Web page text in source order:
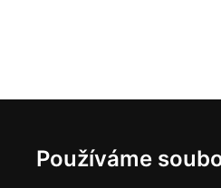
Používáme